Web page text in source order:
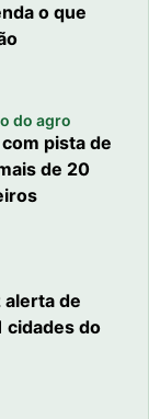
o que
do agro
pista de
de 20
alerta de
cidades do